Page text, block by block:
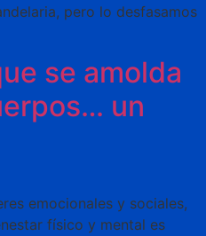
pero lo desfasamos
se amolda
un
emocionales y sociales,
físico y mental es